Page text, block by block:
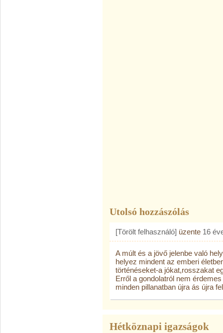
Utolsó hozzászólás
[Törölt felhasználó] üzente 16
A múlt és a jövő jelenbe való
helyez mindent az emberi
történéseket-a jókat,rosszakat
Erről a gondolatról nem
minden pillanatban újra ás újra
Hétköznapi igazságok